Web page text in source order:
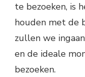
te bezoeken, is
houden met de
zullen we
en de ideale
bezoeken.